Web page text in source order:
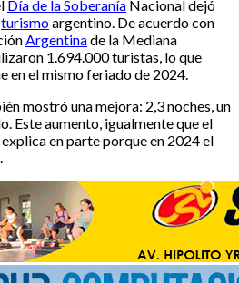
Día de la Soberanía Nacional dejó
turismoargentino. De acuerdo con
Argentinade la Mediana
1.694.000 turistas, lo que
en el mismo feriado de 2024.
mostró una mejora: 2,3 noches, un
Este aumento, igualmente que el
en parte porque en 2024 el